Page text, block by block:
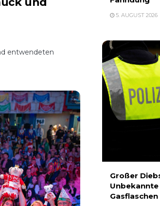
entwendeten
5. AUGUST 2026
Großer